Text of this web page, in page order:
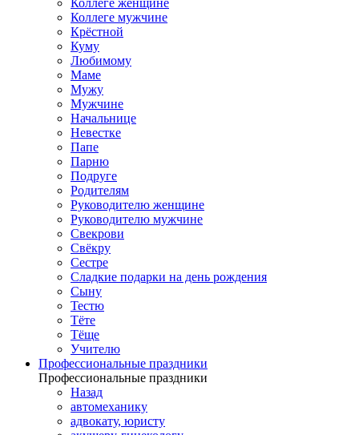
Коллеге женщине
Коллеге мужчине
Крёстной
Куму
Любимому
Маме
Мужу
Мужчине
Начальнице
Невестке
Папе
Парню
Подруге
Родителям
Руководителю женщине
Руководителю мужчине
Свекрови
Свёкру
Сестре
Сладкие подарки на день рождения
Сыну
Тестю
Тёте
Тёще
Учителю
Профессиональные праздники
Профессиональные праздники
Назад
автомеханику
адвокату, юристу